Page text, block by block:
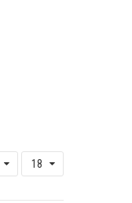
18